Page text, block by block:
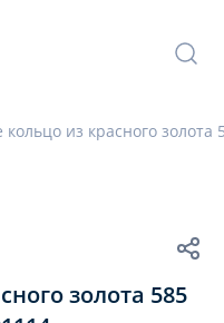
кольцо из красного
золота 585